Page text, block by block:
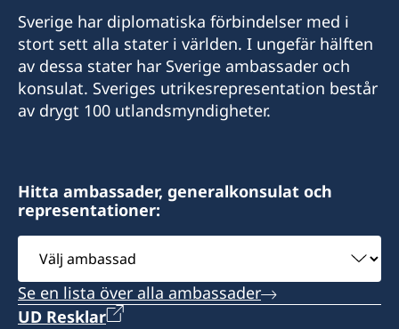
Sverige har diplomatiska förbindelser med i
stort sett alla stater i världen. I ungefär hälften
av dessa stater har Sverige ambassader och
konsulat. Sveriges utrikesrepresentation består
av drygt 100 utlandsmyndigheter.
Hitta ambassader, generalkonsulat och
representationer:
Välj
ambassad
Se en lista över alla ambassader
UD Resklar